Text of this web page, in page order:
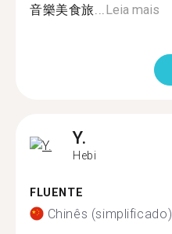
音樂美食旅...Leia mais
Y.
Hebi
FLUENTE
Chinês (simplificado)